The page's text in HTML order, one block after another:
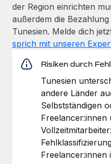
der Region einrichten
außerdem die
Tunesien. Melde dich
sprich mit unseren
Risiken durch
Tunesien
andere Länder
Selbstständigen
Freelancer:innen
Freelancer:innen